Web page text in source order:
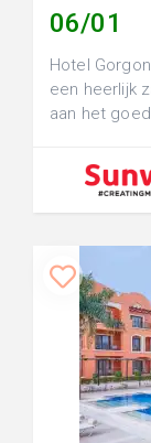
06/01
Hotel
een heerlijk
aan het